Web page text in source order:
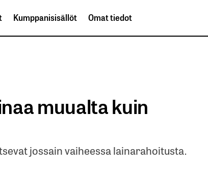
Kumppanisisällöt Omat tiedot
muualta kuin
jossain vaiheessa lainarahoitusta.